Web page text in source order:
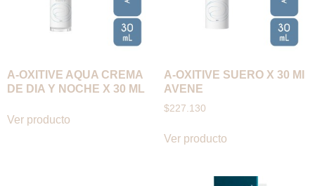
A-OXITIVE AQUA CREMA
DE DIA Y NOCHE X 30 ML
Ver producto
A-OXITIVE SUERO X 30 MI
AVENE
$227.130
Ver producto